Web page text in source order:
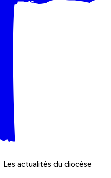
Les actualités du diocèse